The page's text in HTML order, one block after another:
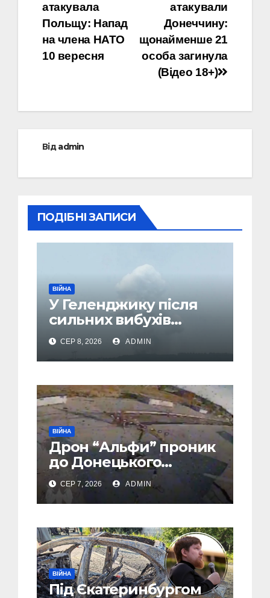
записів
атакували
Донеччину:
щонайменше 21
особа загинула
(Відео 18+)
атакувала
Польщу: Напад
на члена НАТО
10 вересня
Відadmin
ПОДІБНІ ЗАПИСИ
ВІЙНА
У Геленджику після
сильних вибухів
почалася масова
евакуація
СЕР 8, 2026 ADMIN
ВІЙНА
Дрон “Альфи” проник
до Донецького
аеропорту та спалив
“Шахед” ще до запуску
СЕР 7, 2026 ADMIN
ВІЙНА
Під Єкатеринбургом